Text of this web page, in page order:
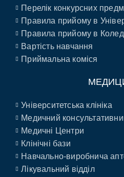
Перелік конкурсних
Правила прийому в
Правила прийому в
Вартість навчання
Приймальна коміся
Університетська клініка
Медичний
Медичні Центри
Клінічні бази
Навчально-виробнича
Лікувальний відділ